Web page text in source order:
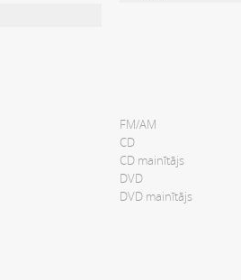
FM/AM
CD
CD mainītājs
DVD
DVD mainītājs